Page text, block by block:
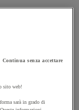
Continua senza accettare
sito web!
sarà in grado di